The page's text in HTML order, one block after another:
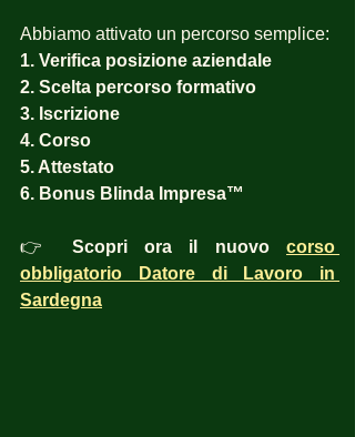
Abbiamo attivato un percorso semplice:
1. Verifica posizione aziendale
2. Scelta percorso formativo
3. Iscrizione
4. Corso
5. Attestato
6. Bonus Blinda Impresa™
👉 Scopri ora il nuovo corso
obbligatorio Datore di Lavoro in
Sardegna